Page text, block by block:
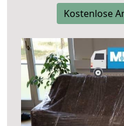
Kostenlose